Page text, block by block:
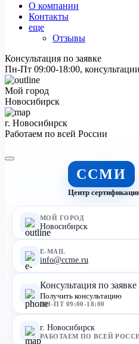
О компании
Контакты
еще
Отзывы
Консультация по заявке
Пн-Пт 09:00-18:00,
Мой город
Новосибирск
г. Новосибирск
Работаем по всей России
ССМИ
Центр
МОЙ ГОРОД
Новосибирск
E-MAIL
info@ccme.ru
Консультация по заявке
Получить консультацию
ПН-ПТ 09:00-18:00
г. Новосибирск
РАБОТАЕМ ПО ВСЕЙ